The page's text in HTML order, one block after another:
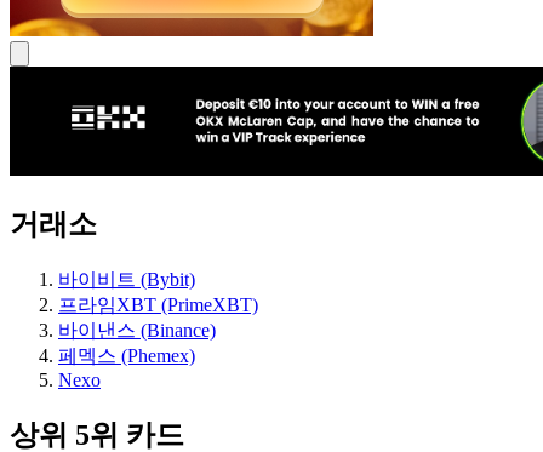
거래소
바이비트 (Bybit)
프라임XBT (PrimeXBT)
바이낸스 (Binance)
페멕스 (Phemex)
Nexo
상위 5위 카드